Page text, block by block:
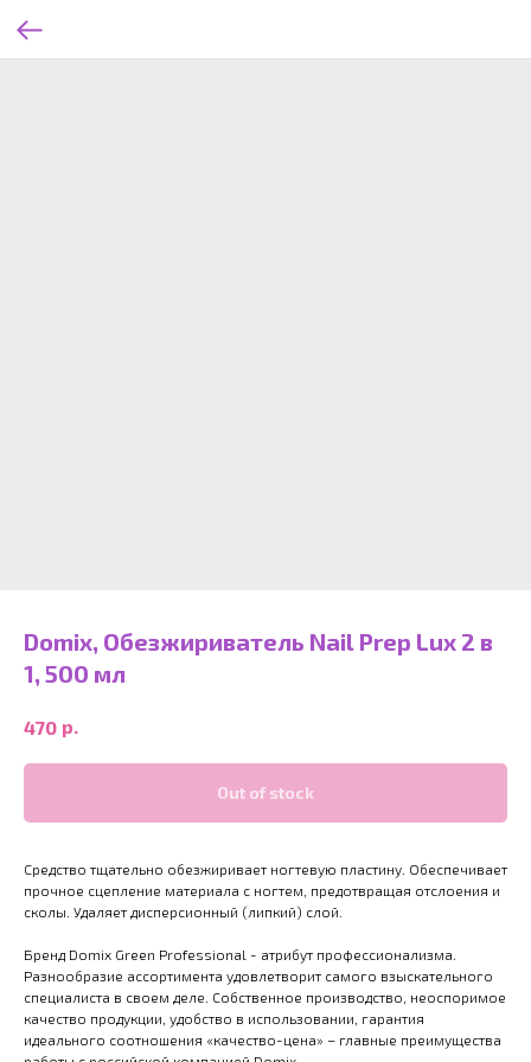
Domix, Обезжириватель Nail Prep Lux 2 в
1, 500 мл
470 р.
Out of stock
Средство тщательно обезжиривает ногтевую пластину. Обеспечивает
прочное сцепление материала с ногтем, предотвращая отслоения и
сколы. Удаляет дисперсионный (липкий) слой.
Бренд Domix Green Professional - атрибут профессионализма.
Разнообразие ассортимента удовлетворит самого взыскательного
специалиста в своем деле. Собственное производство, неоспоримое
качество продукции, удобство в использовании, гарантия
идеального соотношения «качество-цена» – главные преимущества